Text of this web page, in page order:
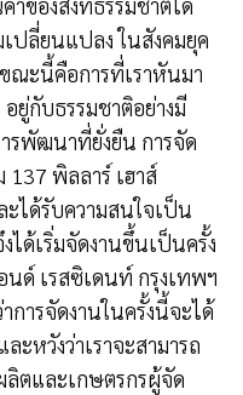
าของสิ่งที่ธรรมชาติได้
ปลี่ยนแปลง ในสังคมยุค
ณะนี้คือการที่เราหันมา
ยู่กับธรรมชาติอย่างมี
รพัฒนาที่ยั่งยืน การจัด
137 พิลลาร์ เฮาส์
ะได้รับความสนใจเป็น
ได้เริ่มจัดงานขึ้นเป็นครั้ง
ด์ เรสซิเดนท์ กรุงเทพฯ
การจัดงานในครั้งนี้จะได้
หวังว่าเราจะสามารถ
ตและเกษตรกรผู้จัด